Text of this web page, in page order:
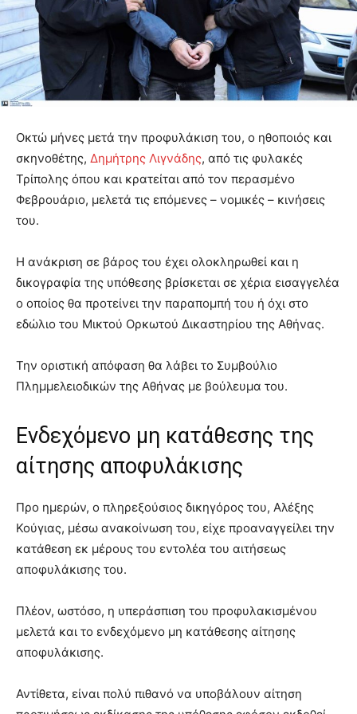
Οκτώ μήνες μετά την προφυλάκιση του, ο ηθοποιός και
σκηνοθέτης, Δημήτρης Λιγνάδης, από τις φυλακές
Τρίπολης όπου και κρατείται από τον περασμένο
Φεβρουάριο, μελετά τις επόμενες – νομικές – κινήσεις
του.
Η ανάκριση σε βάρος του έχει ολοκληρωθεί και η
δικογραφία της υπόθεσης βρίσκεται σε χέρια εισαγγελέα
ο οποίος θα προτείνει την παραπομπή του ή όχι στο
εδώλιο του Μικτού Ορκωτού Δικαστηρίου της Αθήνας.
Την οριστική απόφαση θα λάβει το Συμβούλιο
Πλημμελειοδικών της Αθήνας με βούλευμα του.
Ενδεχόμενο μη κατάθεσης της
αίτησης αποφυλάκισης
Προ ημερών, ο πληρεξούσιος δικηγόρος του, Αλέξης
Κούγιας, μέσω ανακοίνωση του, είχε προαναγγείλει την
κατάθεση εκ μέρους του εντολέα του αιτήσεως
αποφυλάκισης του.
Πλέον, ωστόσο, η υπεράσπιση του προφυλακισμένου
μελετά και το ενδεχόμενο μη κατάθεσης αίτησης
αποφυλάκισης.
Αντίθετα, είναι πολύ πιθανό να υποβάλουν αίτηση